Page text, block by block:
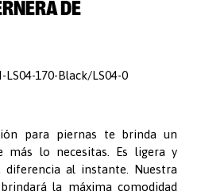
DE
LS04-170-Black/LS04-0
para piernas te brinda un
más lo necesitas. Es ligera y
al instante. Nuestra
la máxima comodidad